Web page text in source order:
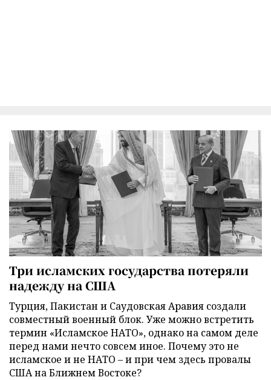
Три исламских государства потеряли
надежду на США
Турция, Пакистан и Саудовская Аравия создали
совместный военный блок. Уже можно встретить
термин «Исламское НАТО», однако на самом деле
перед нами нечто совсем иное. Почему это не
исламское и не НАТО – и при чем здесь провалы
США на Ближнем Востоке?